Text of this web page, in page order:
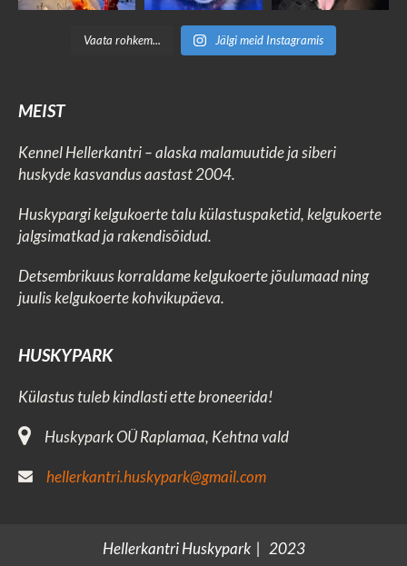
Vaata rohkem... Jälgi meid Instagramis
MEIST
Kennel Hellerkantri – alaska malamuutide ja siberi
huskyde kasvandus aastast 2004.
Huskypargi kelgukoerte talu külastuspaketid, kelgukoerte
jalgsimatkad ja rakendisõidud.
Detsembrikuus korraldame kelgukoerte jõulumaad ning
juuliskelgukoerte kohvikupäeva.
HUSKYPARK
Külastus tuleb kindlasti ette broneerida!
Huskypark OÜ Raplamaa, Kehtna vald
hellerkantri.huskypark@gmail.com
Hellerkantri Huskypark | 2023